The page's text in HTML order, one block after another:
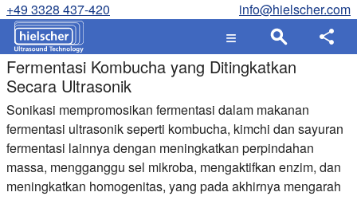
+49 3328 437-420 info@hielscher.com
Fermentasi Kombucha yang Ditingkatkan
Secara Ultrasonik
Sonikasi mempromosikan fermentasi dalam makanan
fermentasi ultrasonik seperti kombucha, kimchi dan sayuran
fermentasi lainnya dengan meningkatkan perpindahan
massa, mengganggu sel mikroba, mengaktifkan enzim, dan
meningkatkan homogenitas, yang pada akhirnya mengarah